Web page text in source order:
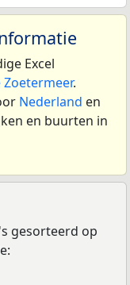
Excel
.
Nederland en
en buurten in
gesorteerd op